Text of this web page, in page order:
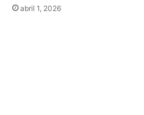
abril 1, 2026